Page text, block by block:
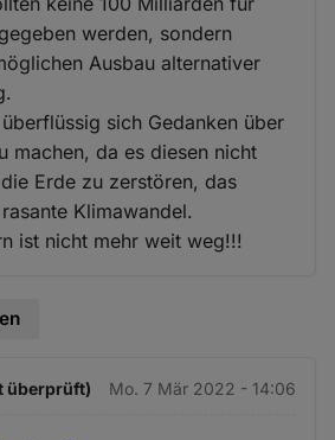
werden, sondern
Ausbau alternativer
sich Gedanken über
machen, da es diesen nicht
Erde zu zerstören, das
Klimawandel.
ist nicht mehr weit weg!!!
überprüft) Mo. 7 Mär 2022 - 14:06